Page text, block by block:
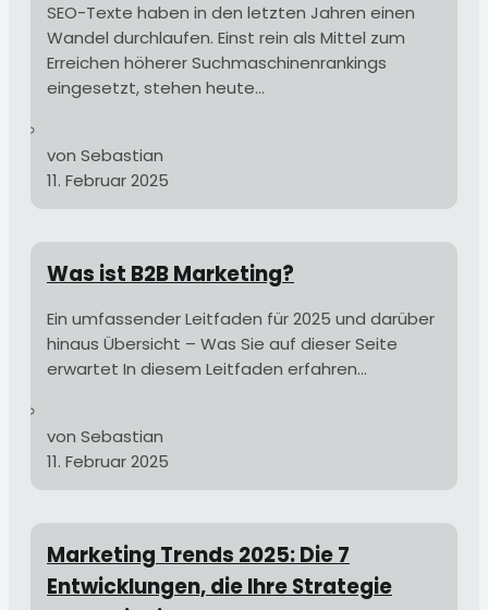
SEO-Texte haben in den letzten Jahren einen
Wandel durchlaufen. Einst rein als Mittel zum
Erreichen höherer Suchmaschinenrankings
eingesetzt, stehen heute...
von Sebastian
11. Februar 2025
Was ist B2B Marketing?
Ein umfassender Leitfaden für 2025 und darüber
hinaus Übersicht – Was Sie auf dieser Seite
erwartet In diesem Leitfaden erfahren...
von Sebastian
11. Februar 2025
Marketing Trends 2025: Die 7
Entwicklungen, die Ihre Strategie